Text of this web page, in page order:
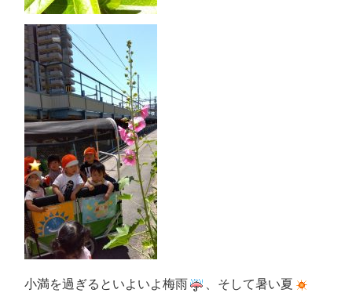
小満を過ぎるといよいよ梅雨 、そして暑い夏